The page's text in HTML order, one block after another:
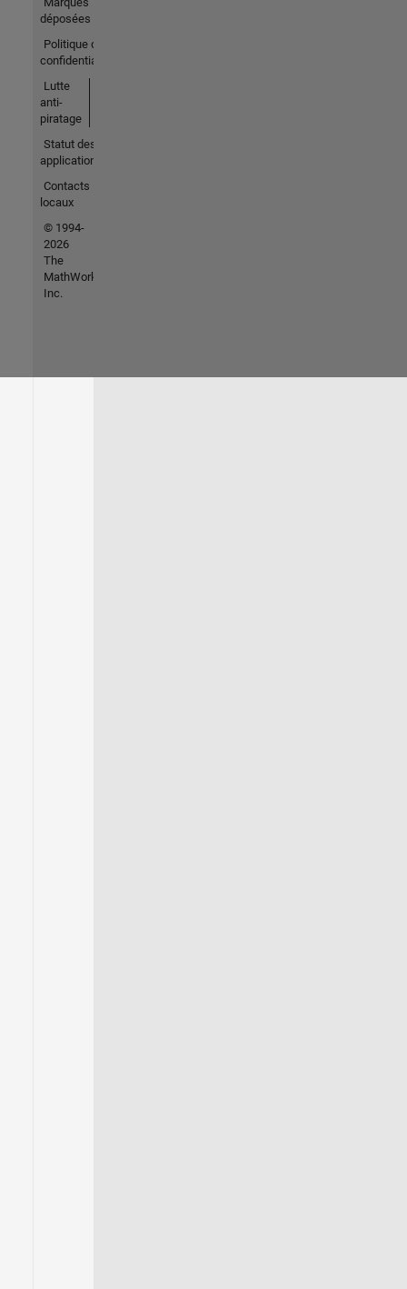
déposées
Politique de
confidentialité
Lutte
anti-
piratage
Statut des
applications
Contacts
locaux
© 1994-
2026
The
MathWorks,
Inc.